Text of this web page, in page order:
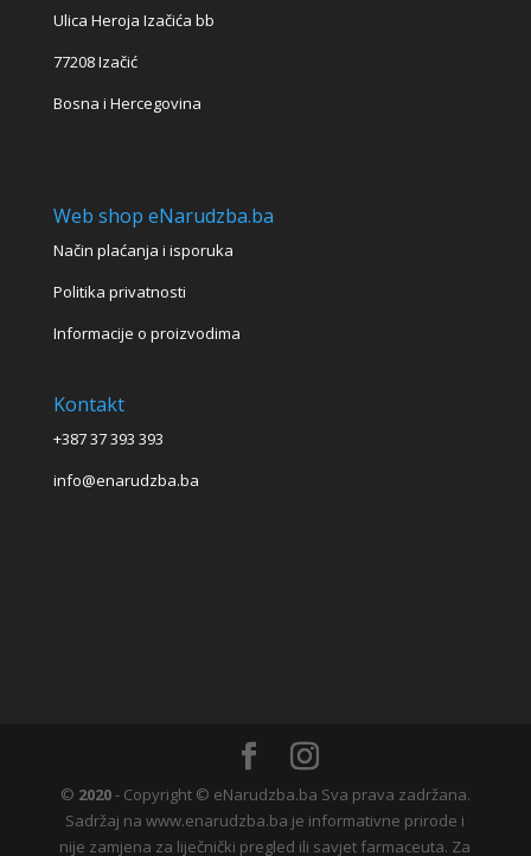
Ulica Heroja Izačića bb
77208 Izačić
Bosna i Hercegovina
Web shop eNarudzba.ba
Način plaćanja i isporuka
Politika privatnosti
Informacije o proizvodima
Kontakt
+387 37 393 393
info@enarudzba.ba
© 2020- Copyright © eNarudzba.ba Sva prava zadržana.
Sadržaj na www.enarudzba.ba je informativne prirode i
nije zamjena za liječnički pregled ili savjet farmaceuta. Za